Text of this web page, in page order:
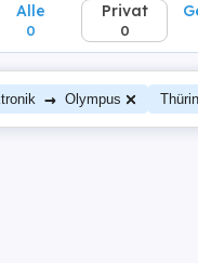
Alle
0
Privat
0
→ Olympus